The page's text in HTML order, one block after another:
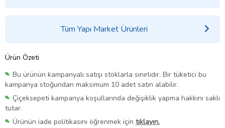
Tüm Yapı Market Ürünleri
Ürün Özeti
Bu ürünün kampanyalı satışı stoklarla sınırlıdır. Bir tüketici bu
kampanya stoğundan maksimum 10 adet satın alabilir.
Çiçeksepeti kampanya koşullarında değişiklik yapma hakkını saklı
tutar.
Ürünün iade politikasını öğrenmek için tıklayın.